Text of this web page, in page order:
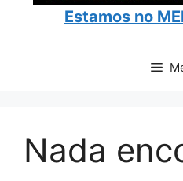
Estamos no
Nada